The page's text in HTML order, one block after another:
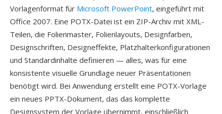
Vorlagenformat für Microsoft PowerPoint, eingeführt mit
Office 2007. Eine POTX-Datei ist ein ZIP-Archiv mit XML-
Teilen, die Folienmaster, Folienlayouts, Designfarben,
Designschriften, Designeffekte, Platzhalterkonfigurationen
und Standardinhalte definieren — alles, was für eine
konsistente visuelle Grundlage neuer Präsentationen
benötigt wird. Bei Anwendung erstellt eine POTX-Vorlage
ein neues PPTX-Dokument, das das komplette
Designsystem der Vorlage übernimmt, einschließlich